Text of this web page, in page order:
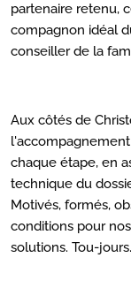
partenaire retenu,
compagnon idéal
conseiller de la
Aux côtés de
chaque étape, en
technique du
Motivés, formés,
conditions pour
solutions. Tou-jours.